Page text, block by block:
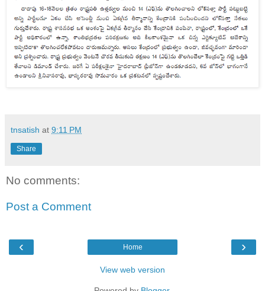
tnsatish at 9:11 PM
Share
No comments:
Post a Comment
‹ ›
Home
View web version